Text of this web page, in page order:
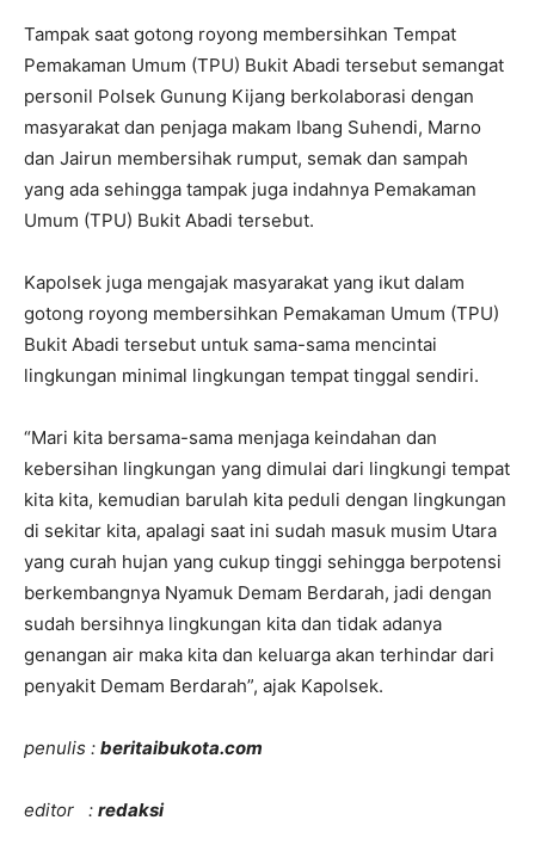
Tampak saat gotong royong membersihkan Tempat
Pemakaman Umum (TPU) Bukit Abadi tersebut semangat
personil Polsek Gunung Kijang berkolaborasi dengan
masyarakat dan penjaga makam Ibang Suhendi, Marno
dan Jairun membersihak rumput, semak dan sampah
yang ada sehingga tampak juga indahnya Pemakaman
Umum (TPU) Bukit Abadi tersebut.
Kapolsek juga mengajak masyarakat yang ikut dalam
gotong royong membersihkan Pemakaman Umum (TPU)
Bukit Abadi tersebut untuk sama-sama mencintai
lingkungan minimal lingkungan tempat tinggal sendiri.
“Mari kita bersama-sama menjaga keindahan dan
kebersihan lingkungan yang dimulai dari lingkungi tempat
kita kita, kemudian barulah kita peduli dengan lingkungan
di sekitar kita, apalagi saat ini sudah masuk musim Utara
yang curah hujan yang cukup tinggi sehingga berpotensi
berkembangnya Nyamuk Demam Berdarah, jadi dengan
sudah bersihnya lingkungan kita dan tidak adanya
genangan air maka kita dan keluarga akan terhindar dari
penyakit Demam Berdarah”, ajak Kapolsek.
penulis : beritaibukota.com
editor : redaksi